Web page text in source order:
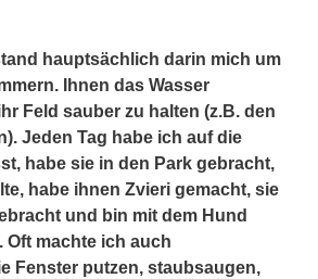
hauptsächlich darin mich um
Ihnen das Wasser
Feld sauber zu halten (z.B. den
Jeden Tag habe ich auf die
habe sie in den Park gebracht,
habe ihnen Zvieri gemacht, sie
und bin mit dem Hund
Oft machte ich auch
Fenster putzen, staubsaugen,